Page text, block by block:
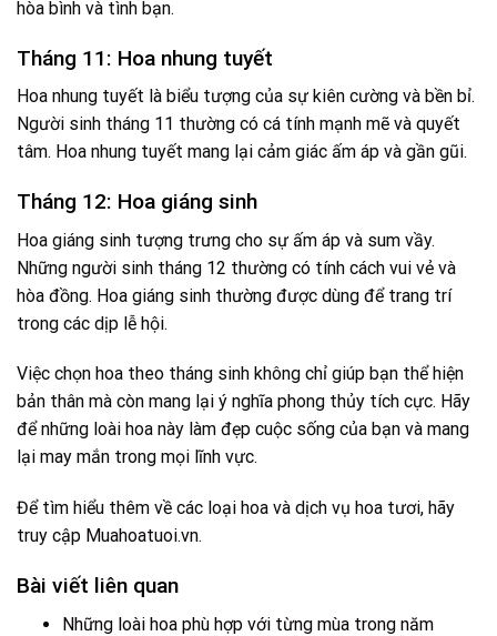
hòa bình và tình bạn.
Tháng 11: Hoa nhung tuyết
Hoa nhung tuyết là biểu tượng của sự kiên cường và bền bỉ.
Người sinh tháng 11 thường có cá tính mạnh mẽ và quyết
tâm. Hoa nhung tuyết mang lại cảm giác ấm áp và gần gũi.
Tháng 12: Hoa giáng sinh
Hoa giáng sinh tượng trưng cho sự ấm áp và sum vầy.
Những người sinh tháng 12 thường có tính cách vui vẻ và
hòa đồng. Hoa giáng sinh thường được dùng để trang trí
trong các dịp lễ hội.
Việc chọn hoa theo tháng sinh không chỉ giúp bạn thể hiện
bản thân mà còn mang lại ý nghĩa phong thủy tích cực. Hãy
để những loài hoa này làm đẹp cuộc sống của bạn và mang
lại may mắn trong mọi lĩnh vực.
Để tìm hiểu thêm về các loại hoa và dịch vụ hoa tươi, hãy
truy cập Muahoatuoi.vn.
Bài viết liên quan
Những loài hoa phù hợp với từng mùa trong năm